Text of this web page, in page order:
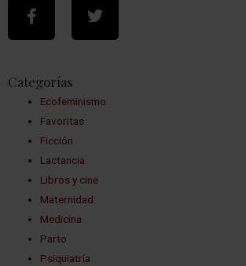
Categorías
Ecofeminismo
Favoritas
Ficción
Lactancia
Libros y cine
Maternidad
Medicina
Parto
Psiquiatría